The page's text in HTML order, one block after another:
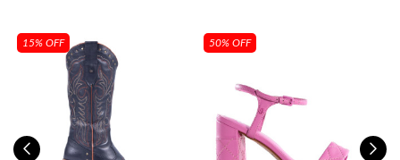
15% OFF 50% OFF